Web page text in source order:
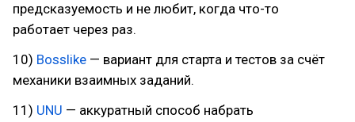
предсказуемость и не любит, когда что-то
работает через раз.
10) Bosslike — вариант для старта и тестов за счёт
механики взаимных заданий.
11) UNU — аккуратный способ набрать